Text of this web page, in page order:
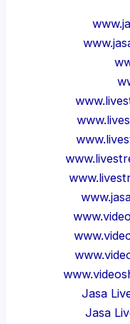
Jasa
Jasa